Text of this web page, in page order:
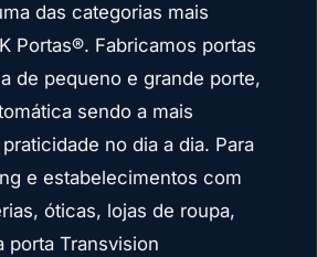
das categorias mais
Portas®. Fabricamos portas
de pequeno e grande porte,
sendo a mais
no dia a dia. Para
e estabelecimentos com
óticas, lojas de roupa,
Transvision